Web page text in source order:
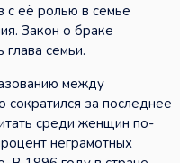
с её ролью в семье
Закон о браке
глава семьи.
между
за последнее
среди женщин по-
неграмотных